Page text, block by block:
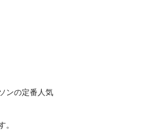
ンの定番人気
。